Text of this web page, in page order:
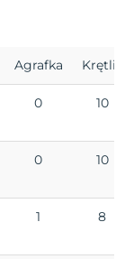
Agrafka Krętlik
0 10
0 10
1 8